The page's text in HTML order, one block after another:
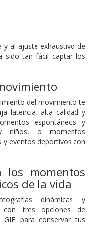
y al ajuste exhaustivo de
sido tan fácil captar los
del movimiento te
latencia, alta calidad y
espontáneos y
niños, o momentos
y eventos deportivos con
los momentos
de la vida
dinámicas y
con tres opciones de
para conservar tus